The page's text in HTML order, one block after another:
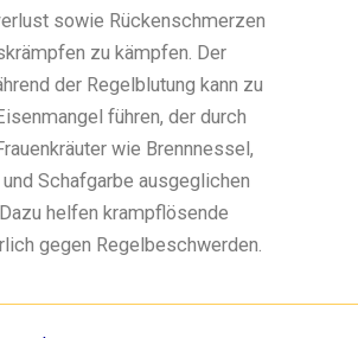
sowie Rückenschmerzen
zu kämpfen. Der
der Regelblutung kann zu
führen, der durch
wie Brennnessel,
Schafgarbe ausgeglichen
helfen krampflösende
gegen Regelbeschwerden.